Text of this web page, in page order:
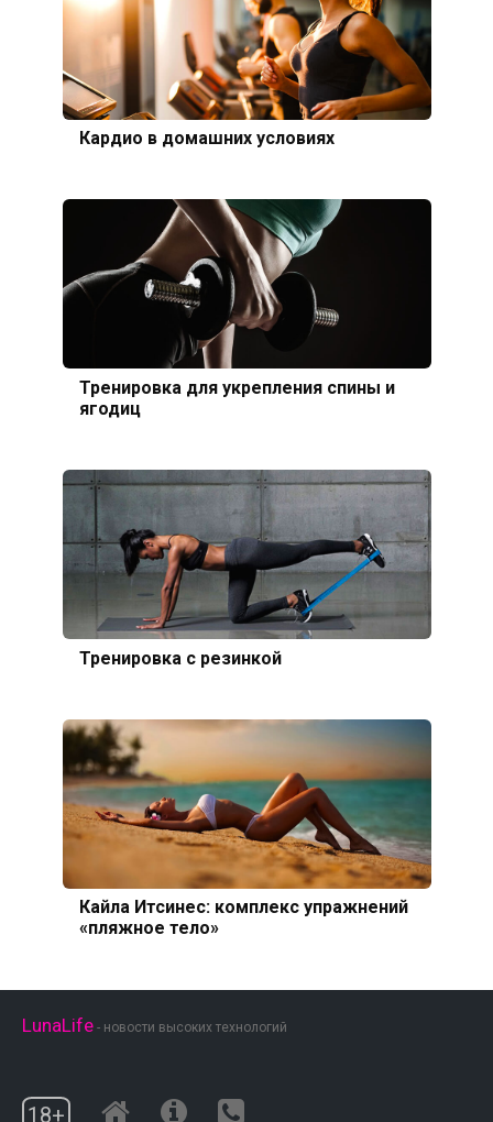
Кардио в домашних условиях
Тренировка для укрепления спины и
ягодиц
Тренировка с резинкой
Кайла Итсинес: комплекс упражнений
«пляжное тело»
LunaLife - новости высоких технологий
18+